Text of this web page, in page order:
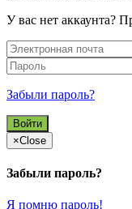
У вас нет аккаунта?
Забыли пароль?
×Close
Забыли пароль?
Я помню пароль!